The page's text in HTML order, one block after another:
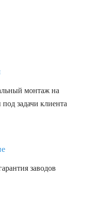
монтаж на
задачи клиента
заводов